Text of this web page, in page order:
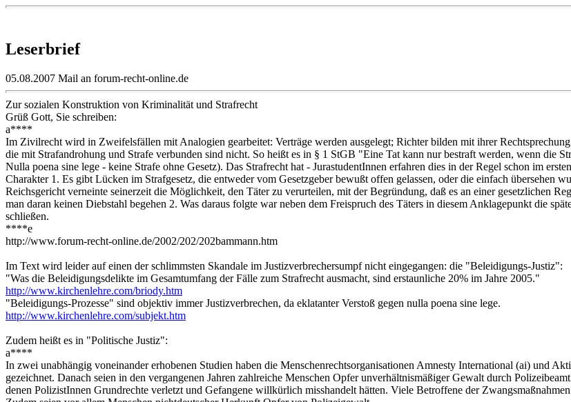
Leserbrief
05.08.2007 Mail an forum-recht-online.de
Zur sozialen Konstruktion von Kriminalität und Strafrecht
Grüß Gott, Sie schreiben:
a****
Im Zivilrecht wird in Zweifelsfällen mit Analogien gearbeitet: Verträge werden ausgelegt; Richter bilden mit ihrer
die mit Strafandrohung und Strafe verbunden sind nicht. So heißt es in § 1 StGB "Eine Tat kann nur bestraft werden, wenn die
Nulla poena sine lege - keine Strafe ohne Gesetz). Das Strafrecht hat - JurastudentInnen erfahren dies in der Regel schon im
Charakter 1. Es gibt Lücken im Strafgesetz, die entweder vom Gesetzgeber bewußt offen gelassen, oder die einfach übersehen
Reichsgericht verneinte seinerzeit die Möglichkeit, den Täter zu verurteilen, mit der Begründung, daß es an einer gesetzlichen
man daran keinen Diebstahl begehen 2. Was daraus folgte war neben dem Freispruch des Täters in diesem Anklagepunkt die
schließen.
****e
http://www.forum-recht-online.de/2002/202/202bammann.htm
Im Text wird leider auf einen der schlimmsten Skandale im Justizverbrechersumpf nicht eingegangen: die "Beleidigungs-Justiz":
"Was die Beleidigungsdelikte im Gesamtumfang der Fälle zum Strafrecht ausmacht, sind erstaunliche 20% im Jahre 2005."
http://www.kirchenlehre.com/briody.htm
"Beleidigungs-Prozesse" sind objektiv immer Justizverbrechen, da eklatanter Verstoß gegen nulla poena sine lege.
http://www.kirchenlehre.com/subjekt.htm
Zudem heißt es in "Politische Justiz":
a****
In zwei unabhängig voneinander erhobenen Studien haben die Menschenrechtsorganisationen Amnesty International (ai) und
gezeichnet. Danach seien in den vergangenen Jahren zahlreiche Menschen Opfer unverhältnismäßiger Gewalt durch
denen PolizistInnen Grundrechte verletzt und Gefangene willkürlich misshandelt hätten. Viele Betroffene der